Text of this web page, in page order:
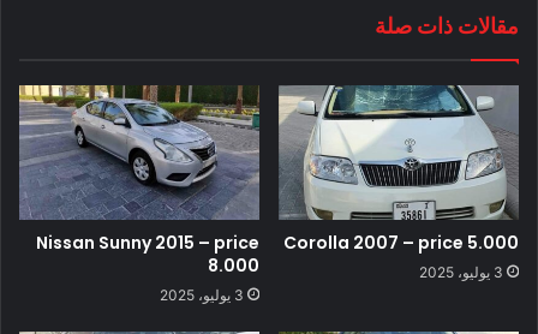
مقالات ذات صلة
Corolla 2007 – price 5.000
3 يوليو، 2025
Nissan Sunny 2015 – price
8.000
3 يوليو، 2025